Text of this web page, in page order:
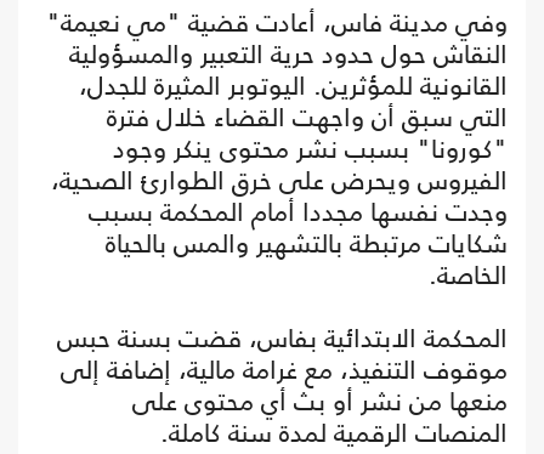
وفي مدينة فاس، أعادت قضية "مي نعيمة"
النقاش حول حدود حرية التعبير والمسؤولية
القانونية للمؤثرين. اليوتوبر المثيرة للجدل،
التي سبق أن واجهت القضاء خلال فترة
"كورونا" بسبب نشر محتوى ينكر وجود
الفيروس ويحرض على خرق الطوارئ الصحية،
وجدت نفسها مجددا أمام المحكمة بسبب
شكايات مرتبطة بالتشهير والمس بالحياة
الخاصة.
المحكمة الابتدائية بفاس، قضت بسنة حبس
موقوف التنفيذ، مع غرامة مالية، إضافة إلى
منعها من نشر أو بث أي محتوى على
المنصات الرقمية لمدة سنة كاملة.